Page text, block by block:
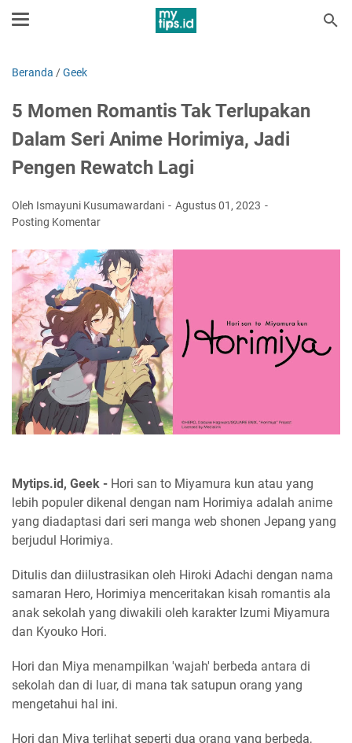
Beranda /Geek
5 Momen Romantis Tak Terlupakan
Dalam Seri Anime Horimiya, Jadi
Pengen Rewatch Lagi
Oleh Ismayuni Kusumawardani
Agustus 01, 2023
Posting Komentar
Mytips.id, Geek - Hori san to Miyamura kun atau yang
lebih populer dikenal dengan nam Horimiya adalah anime
yang diadaptasi dari seri manga web shonen Jepang yang
berjudul Horimiya.
Ditulis dan diilustrasikan oleh Hiroki Adachi dengan nama
samaran Hero, Horimiya menceritakan kisah romantis ala
anak sekolah yang diwakili oleh karakter Izumi Miyamura
dan Kyouko Hori.
Hori dan Miya menampilkan 'wajah' berbeda antara di
sekolah dan di luar, di mana tak satupun orang yang
mengetahui hal ini.
Hori dan Miya terlihat seperti dua orang yang berbeda,